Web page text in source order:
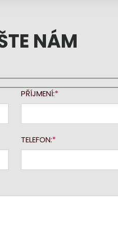
NÁM
PŘÍJMENÍ:
TELEFON: